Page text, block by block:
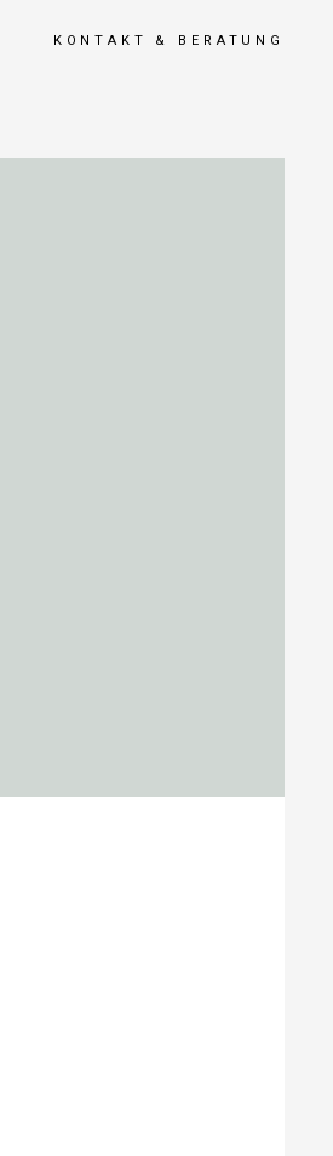
KONTAKT & BERATUNG